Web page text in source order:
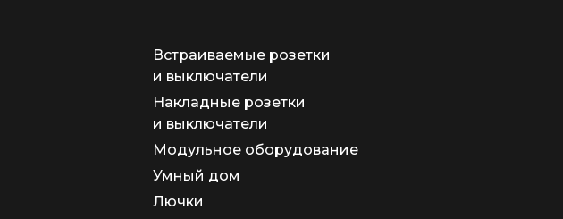
Встраиваемые розетки
и выключатели
Накладные розетки
и выключатели
Модульное оборудование
Умный дом
Лючки